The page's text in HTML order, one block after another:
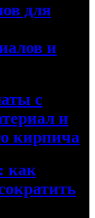
для
и
с
и
кирпича
как